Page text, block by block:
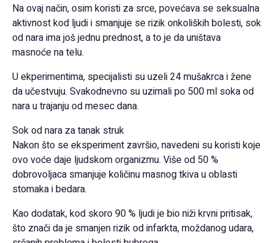
Na ovaj način, osim koristi za srce, povećava se seksualna
aktivnost kod ljudi i smanjuje se rizik onkoliških bolesti, sok
od nara ima još jednu prednost, a to je da uništava
masnoće na telu.
U ekperimentima, specijalisti su uzeli 24 mušakrca i žene
da učestvuju. Svakodnevno su uzimali po 500 ml soka od
nara u trajanju od mesec dana.
Sok od nara za tanak struk
Nakon što se eksperiment završio, navedeni su koristi koje
ovo voće daje ljudskom organizmu. Više od 50 %
dobrovoljaca smanjuje količinu masnog tkiva u oblasti
stomaka i bedara.
Kao dodatak, kod skoro 90 % ljudi je bio niži krvni pritisak,
što znači da je smanjen rizik od infarkta, moždanog udara,